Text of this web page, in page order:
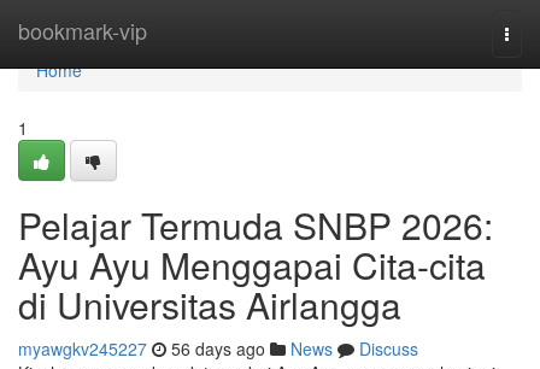
bookmark-vip
Home
Home
1
Pelajar Termuda SNBP 2026:
Ayu Ayu Menggapai Cita-cita
di Universitas Airlangga
myawgkv245227 56 days ago News
Discuss